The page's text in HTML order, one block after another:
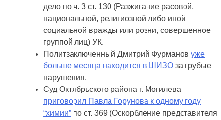
дело по ч. 3 ст. 130 (Разжигание расовой,
национальной, религиозной либо иной
социальной вражды или розни, совершенное
группой лиц) УК.
Политзаключенный Дмитрий Фурманов уже
больше месяца находится в ШИЗО за грубые
нарушения.
Суд Октябрьского района г. Могилева
приговорил Павла Горунова к одному году
“химии” по ст. 369 (Оскорбление представителя